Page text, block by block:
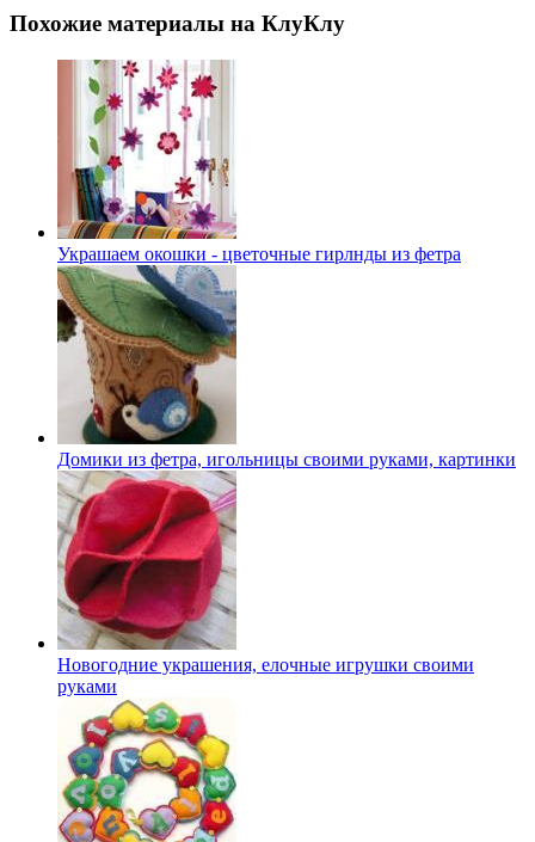
Похожие материалы на КлуКлу
Украшаем окошки - цветочные гирлнды из фетра
Домики из фетра, игольницы своими руками, картинки
Новогодние украшения, елочные игрушки своими
руками